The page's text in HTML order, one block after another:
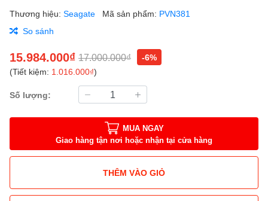
Thương hiệu: Seagate Mã sản phẩm: PVN381
So sánh
15.984.000₫ 17.000.000₫
-6%
(Tiết kiệm: 1.016.000₫)
Số lượng:
MUA NGAY
Giao hàng tận nơi hoặc nhận tại cửa hàng
THÊM VÀO GIỎ